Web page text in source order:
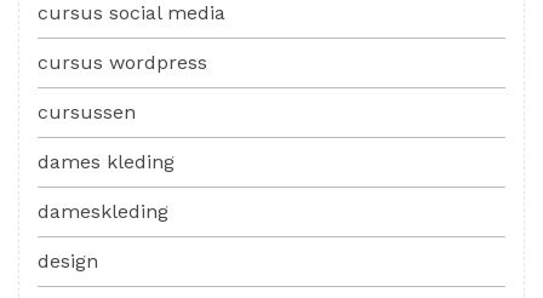
cursus social media
cursus wordpress
cursussen
dames kleding
dameskleding
design